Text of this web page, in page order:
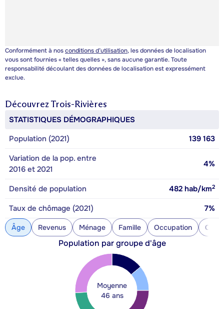
Conformément à nosconditions d’utilisation, les données de localisation
vous sont fournies « telles quelles », sans aucune garantie. Toute
responsabilité découlant des données de localisation est expressément
exclue.
Découvrez Trois-Rivières
STATISTIQUES DÉMOGRAPHIQUES
Population (2021)
139 163
Variation de la pop. entre
2016 et 2021
4%
Densité de population 482 hab/km2
Taux de chômage (2021) 7%
Âge Revenus Ménage Famille Occupation
Population par groupe d'âge
Moyenne
46 ans